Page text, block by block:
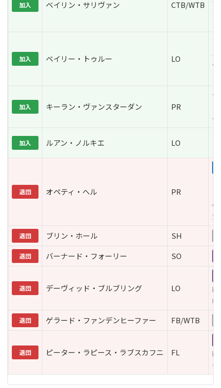
加入 ベイリン・サリヴァン CTB/WTB
加入 ベイリー・トゥルー LO
加入 キーラン・ヴァンスターダン PR
加入 ルアン・ノルキエ LO
退団 オペティ・ヘル PR
の
資
退団 ブリン・ホール SH
退団 バーナード・フォーリー SO
退団 デーヴィッド・ブルブリング LO
南
継
退団 ゲラード・ファンデンヒーファー FB/WTB
退団 ピーター・ラピース・ラブスカフニ FL
南
も